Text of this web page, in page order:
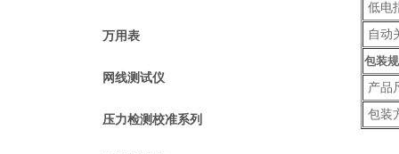
万用表
网线测试仪
压力检测校准系列
低电
自动
包装
产品
包装